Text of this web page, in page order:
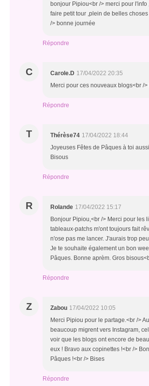
bonjour Pipiou<br /> merci pour l'info
faire petit tour ,plein de belles
/> bonne journée
Répondre
C Carole.D 17/04/2022 20:35
Merci pour ces nouveaux blogs<br /
Répondre
T Thérèse74 17/04/2022 18:44
Joyeuses Fêtes de Pâques à toi
Bisous
Répondre
R Rolande 17/04/2022 15:17
Bonjour Pipiou,<br /> Merci pour les
tableaux-patchs m'ont toujours fait
n'ose pas me lancer. J'aurais trop
Je te souhaite également un bon
Pâques. Bonne aprèm. Gros
Répondre
Z Zabou 17/04/2022 10:05
Merci Pipiou pour le partage.<br />
beaucoup migrent vers Instagram,
voir que les blogs ont encore de
eux ! Bravo aux copinettes !<br />
Pâques !<br /> Bises
Répondre